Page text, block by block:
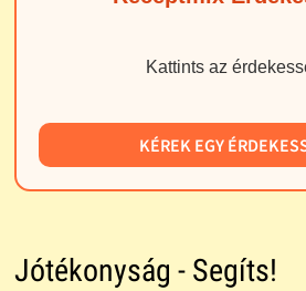
Kattints az
KÉREK EGY
Jótékonyság - Segíts!